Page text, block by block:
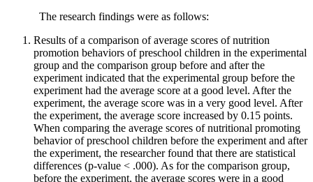
The research findings were as follows:
Results of a comparison of average scores of nutrition
promotion behaviors of preschool children in the experimental
group and the comparison group before and after the
experiment indicated that the experimental group before the
experiment had the average score at a good level. After the
experiment, the average score was in a very good level. After
the experiment, the average score increased by 0.15 points.
When comparing the average scores of nutritional promoting
behavior of preschool children before the experiment and after
the experiment, the researcher found that there are statistical
differences (p-value < .000). As for the comparison group,
before the experiment, the average scores were in a good